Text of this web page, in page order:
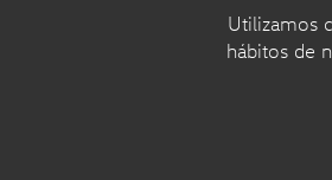
Aspectos Legales y Aviso de Privacidad
Utilizamos
hábitos de